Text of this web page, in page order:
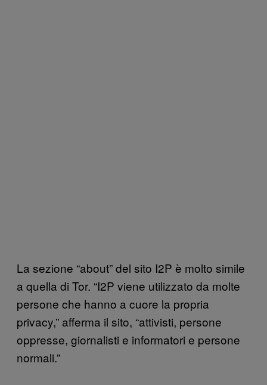
La sezione “about” del sito I2P è molto simile
a quella di Tor. “I2P viene utilizzato da molte
persone che hanno a cuore la propria
privacy,” afferma il sito, “attivisti, persone
oppresse, giornalisti e informatori e persone
normali.”